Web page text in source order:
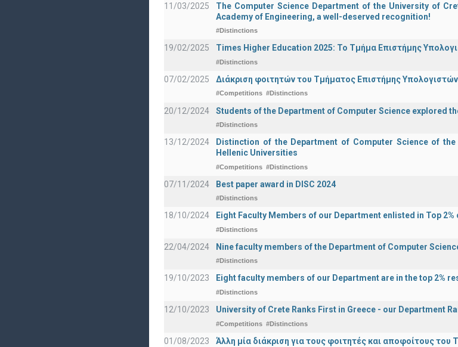
11/03/2025
The Computer Science Department of the University of
Academy of Engineering, a well-deserved recognition!
#Distinctions
19/02/2025 Times Higher Education 2025: Το Τμήμα Επιστήμης
#Distinctions
07/02/2025 Διάκριση φοιτητών του Τμήματος Επιστήμης
#Competitions #Distinctions
20/12/2024 Students of the Department of Computer Science explored
#Distinctions
13/12/2024
Distinction of the Department of Computer Science of
Hellenic Universities
#Competitions #Distinctions
07/11/2024 Best paper award in DISC 2024
#Distinctions
18/10/2024 Eight Faculty Members of our Department enlisted in Top
#Distinctions
22/04/2024 Nine faculty members of the Department of Computer
#Distinctions
19/10/2023 Eight faculty members of our Department are in the top 2%
#Distinctions
12/10/2023 University of Crete Ranks First in Greece - our Department
#Competitions #Distinctions
01/08/2023 Άλλη μία διάκριση για τους φοιτητές και αποφοίτους